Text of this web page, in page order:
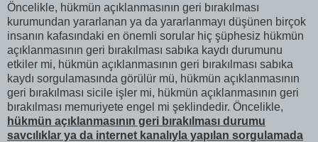
Öncelikle, hükmün açıklanmasının geri bırakılması
kurumundan yararlanan ya da yararlanmayı düşünen birçok
insanın kafasındaki en önemli sorular hiç şüphesiz hükmün
açıklanmasının geri bırakılması sabıka kaydı durumunu
etkiler mi, hükmün açıklanmasının geri bırakılması sabıka
kaydı sorgulamasında görülür mü, hükmün açıklanmasının
geri bırakılması sicile işler mi, hükmün açıklanmasının geri
bırakılması memuriyete engel mi şeklindedir. Öncelikle,
hükmün açıklanmasının geri bırakılması durumu
savcılıklar ya da internet kanalıyla yapılan sorgulamada